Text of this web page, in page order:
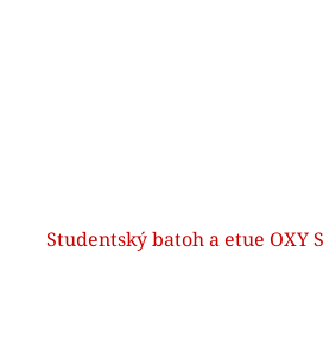
Studentský batoh a etue OXY